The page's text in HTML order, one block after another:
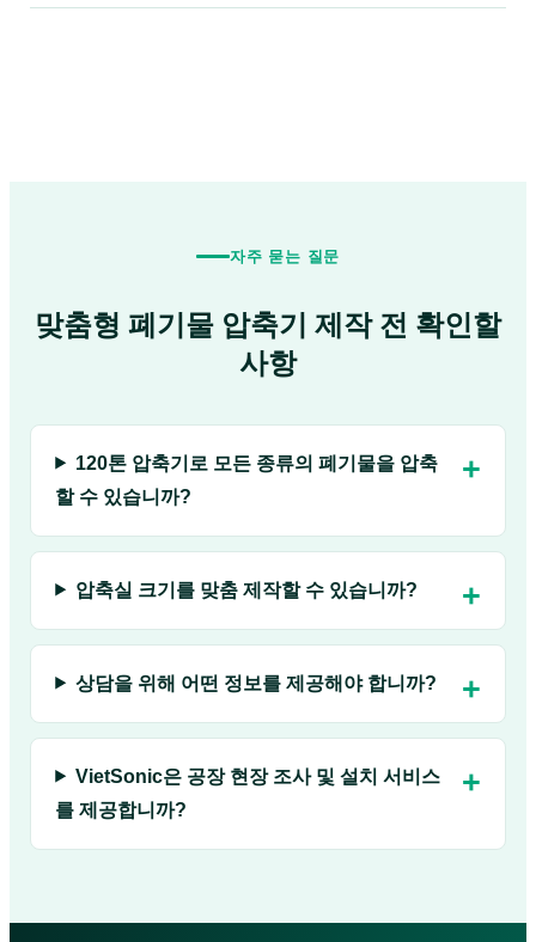
자주 묻는 질문
맞춤형 폐기물 압축기 제작 전 확인할
사항
120톤 압축기로 모든 종류의 폐기물을 압축
할 수 있습니까?
압축실 크기를 맞춤 제작할 수 있습니까?
상담을 위해 어떤 정보를 제공해야 합니까?
VietSonic은 공장 현장 조사 및 설치 서비스
를 제공합니까?